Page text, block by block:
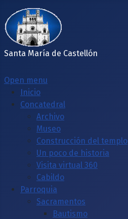
Santa María de Castellón
Open menu
Inicio
Concatedral
Archivo
Museo
Construcción del templo
Un poco de historia
Visita virtual 360
Cabildo
Parroquia
Sacramentos
Bautismo